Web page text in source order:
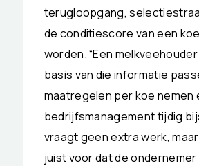
terugloopgang,
de conditiescore van een
worden. “Een
basis van die informatie
maatregelen per koe nemen
bedrijfsmanagement tijdig
vraagt geen extra werk,
juist voor dat de